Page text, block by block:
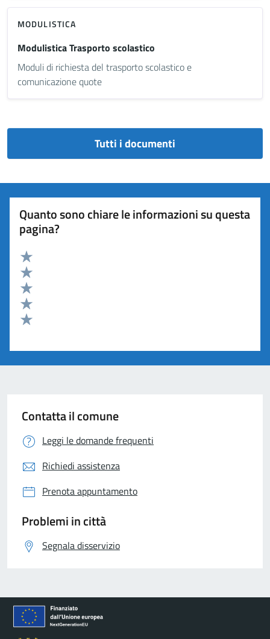
MODULISTICA
Modulistica Trasporto scolastico
Moduli di richiesta del trasporto scolastico e
comunicazione quote
Tutti i documenti
Quanto sono chiare le informazioni su questa
pagina?
Valuta 5 stelle su 5
Valuta 4 stelle su 5
Valuta 3 stelle su 5
Valuta 2 stelle su 5
Contatta il comune
Leggi le domande frequenti
Richiedi assistenza
Prenota appuntamento
Problemi in città
Segnala disservizio